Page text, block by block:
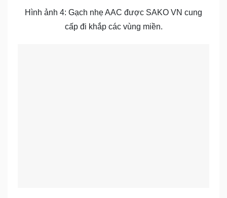
Hình ảnh 4: Gạch nhẹ AAC được SAKO VN cung
cấp đi khắp các vùng miền.